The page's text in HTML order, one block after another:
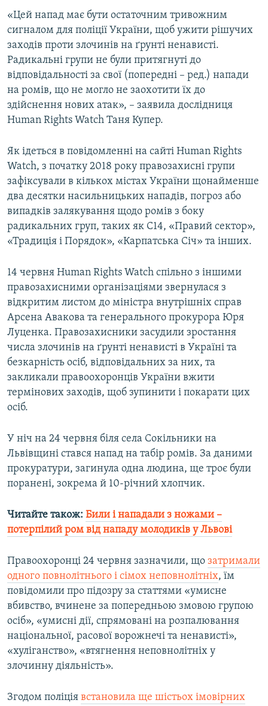
«Цей напад має бути остаточним тривожним
сигналом для поліції України, щоб ужити рішучих
заходів проти злочинів на ґрунті ненависті.
Радикальні групи не були притягнуті до
відповідальності за свої (попередні – ред.) напади
на ромів, що не могло не заохотити їх до
здійснення нових атак», – заявила дослідниця
Human Rights Watch Таня Купер.
Як ідеться в повідомленні на сайті Human Rights
Watch, з початку 2018 року правозахисні групи
зафіксували в кількох містах України щонайменше
два десятки насильницьких нападів, погроз або
випадків залякування щодо ромів з боку
радикальних груп, таких як С14, «Правий сектор»,
«Традиція і Порядок», «Карпатська Січ» та інших.
14 червня Human Rights Watch спільно з іншими
правозахисними організаціями звернулася з
відкритим листом до міністра внутрішніх справ
Арсена Авакова та генерального прокурора Юря
Луценка. Правозахисники засудили зростання
числа злочинів на ґрунті ненависті в Україні та
безкарність осіб, відповідальних за них, та
закликали правоохоронців України вжити
термінових заходів, щоб зупинити і покарати цих
осіб.
У ніч на 24 червня біля села Сокільники на
Львівщині стався напад на табір ромів. За даними
прокуратури, загинула одна людина, ще троє були
поранені, зокрема й 10-річний хлопчик.
Читайте також: Били і нападали з ножами –
потерпілий ром від нападу молодиків у Львові
Правоохоронці 24 червня зазначили, що затримали
одного повнолітнього і сімох неповнолітніх, їм
повідомили про підозру за статтями «умисне
вбивство, вчинене за попередньою змовою групою
осіб», «умисні дії, спрямовані на розпалювання
національної, расової ворожнечі та ненависті»,
«хуліганство», «втягнення неповнолітніх у
злочинну діяльність».
Згодом поліція встановила ще шістьох імовірних